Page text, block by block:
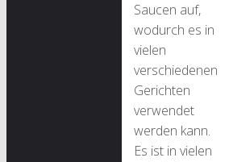
Saucen auf,
wodurch es in
vielen
verschiedenen
Gerichten
verwendet
werden kann.
Es ist in vielen